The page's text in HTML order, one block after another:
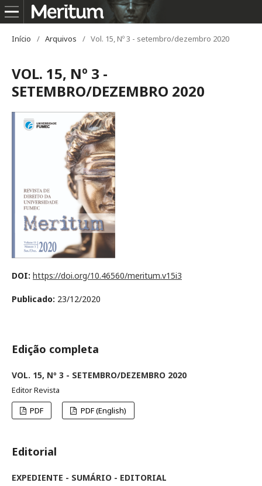
Início / Arquivos / Vol. 15, Nº 3 - setembro/dezembro 2020
VOL. 15, Nº 3 -
SETEMBRO/DEZEMBRO 2020
DOI: https://doi.org/10.46560/meritum.v15i3
Publicado: 23/12/2020
Edição completa
VOL. 15, Nº 3 - SETEMBRO/DEZEMBRO 2020
Editor Revista
PDF
PDF (English)
Editorial
EXPEDIENTE - SUMÁRIO - EDITORIAL